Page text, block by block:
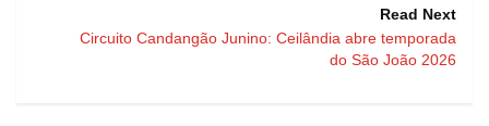
Read Next
Circuito Candangão Junino: Ceilândia abre temporada
do São João 2026